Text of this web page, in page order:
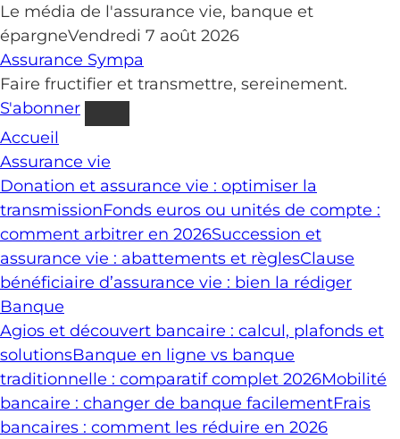
Le média de l'assurance vie, banque et
épargneVendredi 7 août 2026
Assurance Sympa
Faire fructifier et transmettre, sereinement.
S'abonner
Accueil
Assurance vie
Donation et assurance vie : optimiser la
transmissionFonds euros ou unités de compte :
comment arbitrer en 2026Succession et
assurance vie : abattements et règlesClause
bénéficiaire d’assurance vie : bien la rédiger
Banque
Agios et découvert bancaire : calcul, plafonds et
solutionsBanque en ligne vs banque
traditionnelle : comparatif complet 2026Mobilité
bancaire : changer de banque facilementFrais
bancaires : comment les réduire en 2026